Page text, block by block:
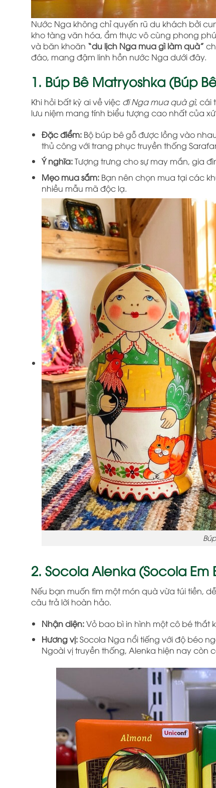
Nước Nga không chỉ quyến rũ du khách bởi
kho tàng văn hóa, ẩm thực vô cùng phong
và băn khoăn “du lịch Nga mua gì làm quà”
đáo, mang đậm linh hồn nước Nga dưới đây.
1. Búp Bê Matryoshka (Búp
Khi hỏi bất kỳ ai về việc đi Nga mua quà gì, cái
lưu niệm mang tính biểu tượng cao nhất của
Đặc điểm:Bộ búp bê gỗ được lồng vào
thủ công với trang phục truyền thống
Ý nghĩa:Tượng trưng cho sự may mắn, gia
Mẹo mua sắm:Bạn nên chọn mua tại các
nhiều mẫu mã độc lạ.
2. Socola Alenka (Socola
Nếu bạn muốn tìm một món quà vừa túi tiền,
câu trả lời hoàn hảo.
Nhận diện:Vỏ bao bì in hình một cô bé thắt
Hương vị:Socola Nga nổi tiếng với độ béo
Ngoài vị truyền thống, Alenka hiện nay còn